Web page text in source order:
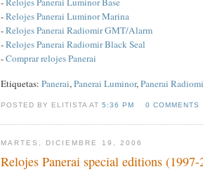
-Relojes Panerai Luminor Marina
-Relojes Panerai Radiomir GMT/Alarm
-Relojes Panerai Radiomir Black Seal
-Comprar relojes Panerai
Etiquetas: Panerai,Panerai Luminor,Panerai
POSTED BY ELITISTA AT5:36 PM 0 COMMENTS
MARTES, DICIEMBRE 19, 2006
Relojes Panerai special editions